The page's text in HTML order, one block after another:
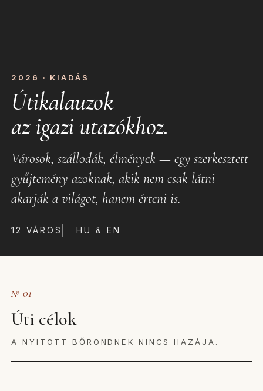
2026 · KIADÁS
Útikalauzok
az igazi utazókhoz.
Városok, szállodák, élmények — egy szerkesztett
gyűjtemény azoknak, akik nem csak látni
akarják a világot, hanem érteni is.
12 VÁROS HU & EN
№ 01
Úti célok
A NYITOTT BŐRÖNDNEK NINCS HAZÁJA.